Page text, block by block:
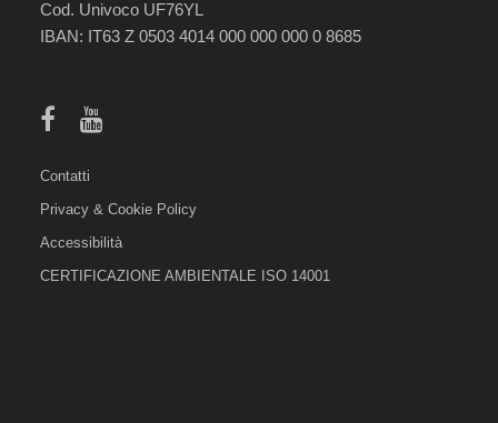
Cod. Univoco UF76YL
IBAN: IT63 Z 0503 4014 000 000 000 0 8685
Contatti
Privacy & Cookie Policy
Accessibilità
CERTIFICAZIONE AMBIENTALE ISO 14001